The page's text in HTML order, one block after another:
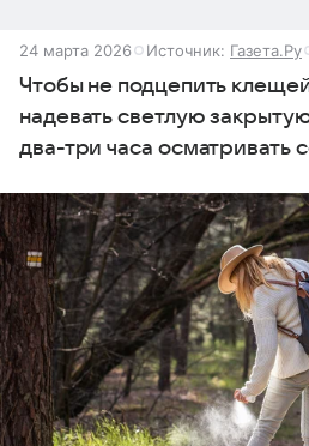
24 марта 2026 Источник: Газета.Ру
Чтобы не подцепить
надевать светлую
два-три часа осматривать